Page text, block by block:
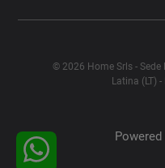
© 2026 Home Srls - Sede
Latina (LT)
Powered